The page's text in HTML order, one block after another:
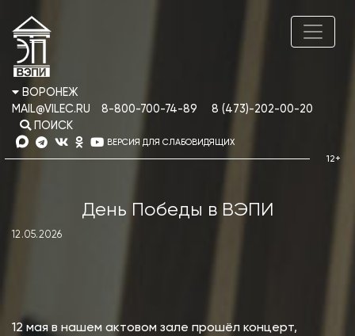
ВОРОНЕЖ
MAIL@VILEC.RU
8-800-700-74-89
8 (473)-202-00-20
ПОИСК
ВЕРСИЯ ДЛЯ СЛАБОВИДЯЩИХ
День Победы в ВЭПИ
12.05.2026
12 мая в нашем актовом зале прошёл концерт,